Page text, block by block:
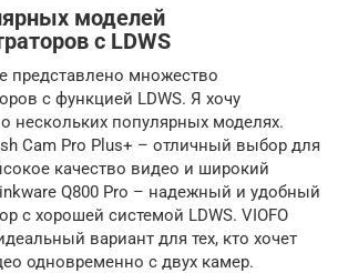
моделей
с LDWS
представлено множество
с функцией LDWS. Я хочу
нескольких популярных моделях.
Cam Pro Plus+ – отличный выбор для
качество видео и широкий
Q800 Pro – надежный и удобный
с хорошей системой LDWS. VIOFO
вариант для тех, кто хочет
одновременно с двух камер.